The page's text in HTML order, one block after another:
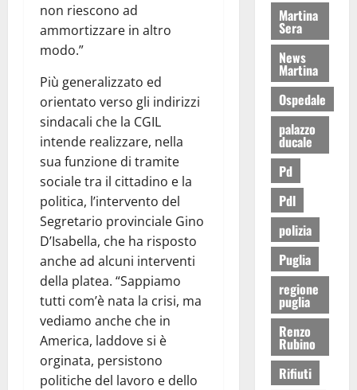
non riescono ad
ammortizzare in altro
modo.”
Più generalizzato ed
orientato verso gli indirizzi
sindacali che la CGIL
intende realizzare, nella
sua funzione di tramite
sociale tra il cittadino e la
politica, l’intervento del
Segretario provinciale Gino
D’Isabella, che ha risposto
anche ad alcuni interventi
della platea. “Sappiamo
tutti com’è nata la crisi, ma
vediamo anche che in
America, laddove si è
orginata, persistono
politiche del lavoro e dello
Martina
Sera
News
Martina
Ospedale
palazzo
ducale
Pd
Pdl
polizia
Puglia
regione
puglia
Renzo
Rubino
Rifiuti